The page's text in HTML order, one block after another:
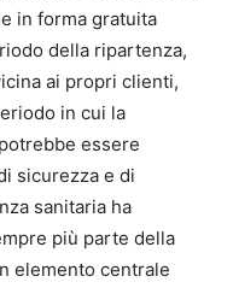
in forma gratuita
della ripartenza,
ai propri clienti,
in cui la
essere
sicurezza e di
sanitaria ha
più parte della
elemento centrale